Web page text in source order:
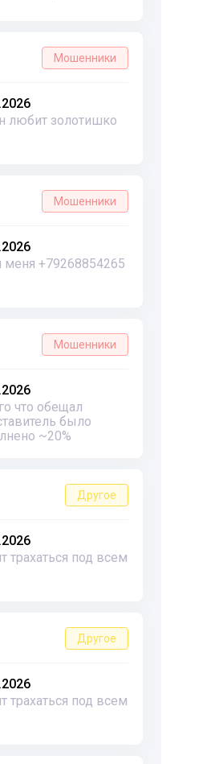
Мошенники
любит золотишко
Мошенники
меня +79268854265
Мошенники
что обещал
было
~20%
Другое
трахаться под всем
Другое
трахаться под всем